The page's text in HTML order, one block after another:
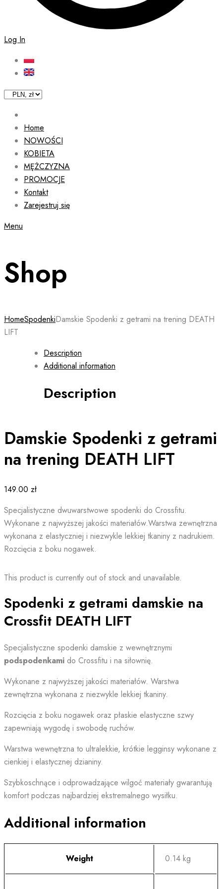
Log In
Home
NOWOŚCI
KOBIETA
MĘŻCZYZNA
PROMOCJE
Kontakt
Zarejestruj się
Menu
Shop
HomeSpodenkiDamskie Spodenki z getrami na trening DEATH
LIFT
Damskie Spodenki z getrami
na trening DEATH LIFT
149.00 zł
Specjalistyczne dwuwarstwowe spodenki do Crossfitu.
Wykonane z najwyższej jakości materiałów.Warstwa zewnętrzna
wykonana z elastyczniej i niezwykle lekkiej tkaniny z nadrukiem.
Rozcięcia z boku nogawek.
This product is currently out of stock and unavailable.
Description
Additional information
Description
Spodenki z getrami damskie na
Crossfit DEATH LIFT
Specjalistyczne spodenki damskie z wewnętrznymi
podspodenkami do Crossfitu i na siłownię.
Wykonane z najwyższej jakości materiałów. Warstwa
zewnętrzna wykonana z niezwykle lekkiej tkaniny.
Rozcięcia z boku nogawek oraz płaskie elastyczne szwy
zapewniają wygodę i swobodę ruchów.
Warstwa wewnętrzna to ultralekkie, krótkie legginsy wykonane z
cienkiej i elastycznej dzianiny.
Szybkoschnące i odprowadzające wilgoć materiały gwarantują
komfort podczas najbardziej ekstremalnego wysiłku.
Additional information
Weight 0.14 kg